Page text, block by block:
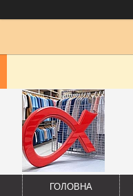
ГОЛОВНА